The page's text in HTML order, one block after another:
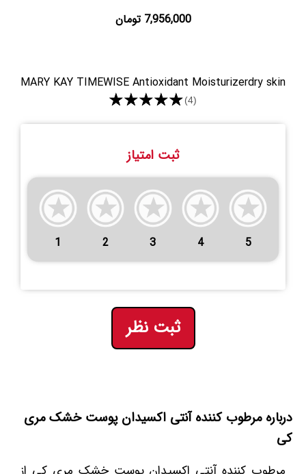
7,956,000 تومان
MARY KAY TIMEWISE Antioxidant Moisturizerdry skin
★★★★★(4)
ثبت امتیاز
1 2 3 4 5
ثبت نظر
درباره مرطوب کننده آنتی اکسیدان پوست خشک مری
کی